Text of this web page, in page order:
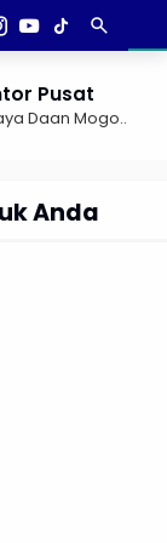
search
Pusat
Daan Mogo..
Anda